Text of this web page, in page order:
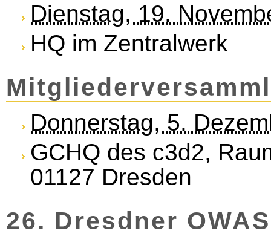
Dienstag, 19.
HQ im Zentralwerk
Donnerstag, 5.
GCHQ des c3d2,
01127 Dresden
26. Dresdner